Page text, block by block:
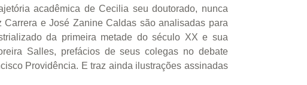
acadêmica de Cecilia seu doutorado, nunca
e José Zanine Caldas são analisadas para
da primeira metade do século XX e sua
Salles, prefácios de seus colegas no debate
Providência. E traz ainda ilustrações assinadas